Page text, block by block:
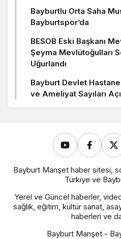
Bayburtlu Orta Saha
Bayburtspor’da
BESOB Eski Başkanı
Şeyma Mevlütoğulları
Uğurlandı
Bayburt Devlet
ve Ameliyat Sayıları
Bayburt Manşet haber sitesi,
Türkiye ve
Yerel ve Güncel haberler,
sağlık, eğitim, kültür sanat,
haberleri ve
Bayburt Manşet -